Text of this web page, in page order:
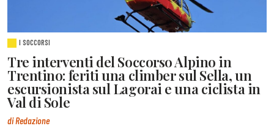
I SOCCORSI
Tre interventi del Soccorso Alpino in
Trentino: feriti una climber sul Sella, un
escursionista sul Lagorai e una ciclista in
Val di Sole
di Redazione